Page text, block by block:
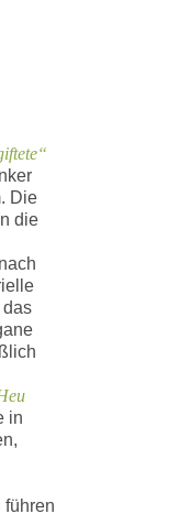
Die
die
das
in
führen